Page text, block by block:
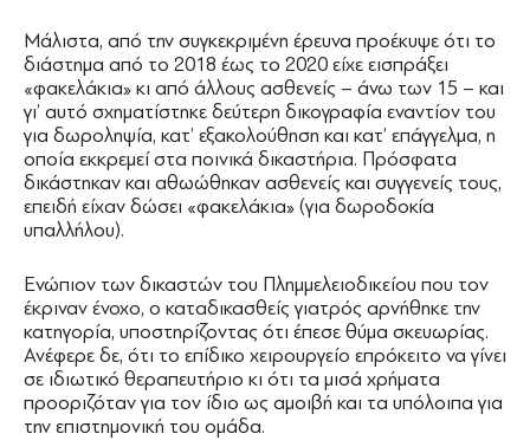
Μάλιστα, από την συγκεκριμένη έρευνα προέκυψε ότι το
διάστημα από το 2018 έως το 2020 είχε εισπράξει
«φακελάκια» κι από άλλους ασθενείς – άνω των 15 – και
γι’ αυτό σχηματίστηκε δεύτερη δικογραφία εναντίον του
για δωροληψία, κατ’ εξακολούθηση και κατ’ επάγγελμα, η
οποία εκκρεμεί στα ποινικά δικαστήρια. Πρόσφατα
δικάστηκαν και αθωώθηκαν ασθενείς και συγγενείς τους,
επειδή είχαν δώσει «φακελάκια» (για δωροδοκία
υπαλλήλου).
Ενώπιον των δικαστών του Πλημμελειοδικείου που τον
έκριναν ένοχο, ο καταδικασθείς γιατρός αρνήθηκε την
κατηγορία, υποστηρίζοντας ότι έπεσε θύμα σκευωρίας.
Ανέφερε δε, ότι το επίδικο χειρουργείο επρόκειτο να γίνει
σε ιδιωτικό θεραπευτήριο κι ότι τα μισά χρήματα
προοριζόταν για τον ίδιο ως αμοιβή και τα υπόλοιπα για
την επιστημονική του ομάδα.